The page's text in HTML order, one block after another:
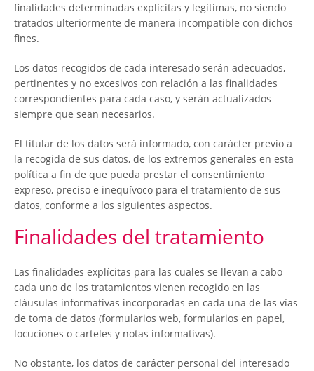
finalidades determinadas explícitas y legítimas, no siendo
tratados ulteriormente de manera incompatible con dichos
fines.
Los datos recogidos de cada interesado serán adecuados,
pertinentes y no excesivos con relación a las finalidades
correspondientes para cada caso, y serán actualizados
siempre que sean necesarios.
El titular de los datos será informado, con carácter previo a
la recogida de sus datos, de los extremos generales en esta
política a fin de que pueda prestar el consentimiento
expreso, preciso e inequívoco para el tratamiento de sus
datos, conforme a los siguientes aspectos.
Finalidades del tratamiento
Las finalidades explícitas para las cuales se llevan a cabo
cada uno de los tratamientos vienen recogido en las
cláusulas informativas incorporadas en cada una de las vías
de toma de datos (formularios web, formularios en papel,
locuciones o carteles y notas informativas).
No obstante, los datos de carácter personal del interesado